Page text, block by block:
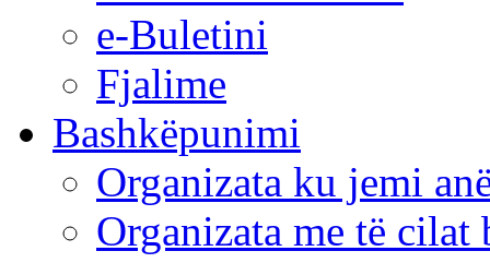
e-Buletini
Fjalime
Bashkëpunimi
Organizata ku jemi
Organizata me të cilat